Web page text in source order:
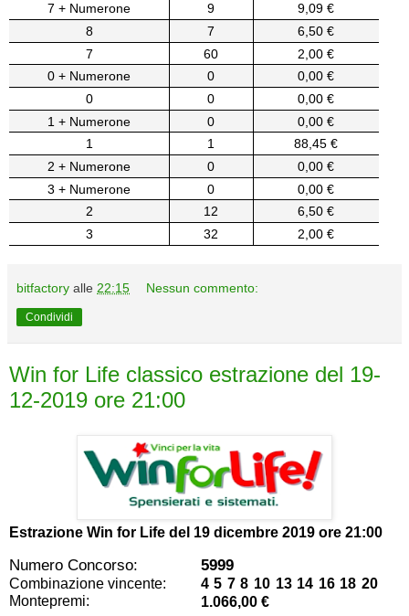
7 + Numerone
9
9,09 €
8
7
6,50 €
7
60
2,00 €
0 + Numerone
0
0,00 €
0
0
0,00 €
1 + Numerone
0
0,00 €
1
1
88,45 €
2 + Numerone
0
0,00 €
3 + Numerone
0
0,00 €
2
12
6,50 €
3
32 2,00 €
bitfactory alle 22:15 Nessun commento:
Condividi
Win for Life classico estrazione del 19-
12-2019 ore 21:00
Estrazione Win for Life del 19 dicembre 2019 ore 21:00
Numero Concorso: 5999
Combinazione vincente:
4 5 7 8 10 13 14 16 18 20
Montepremi:
1.066,00 €